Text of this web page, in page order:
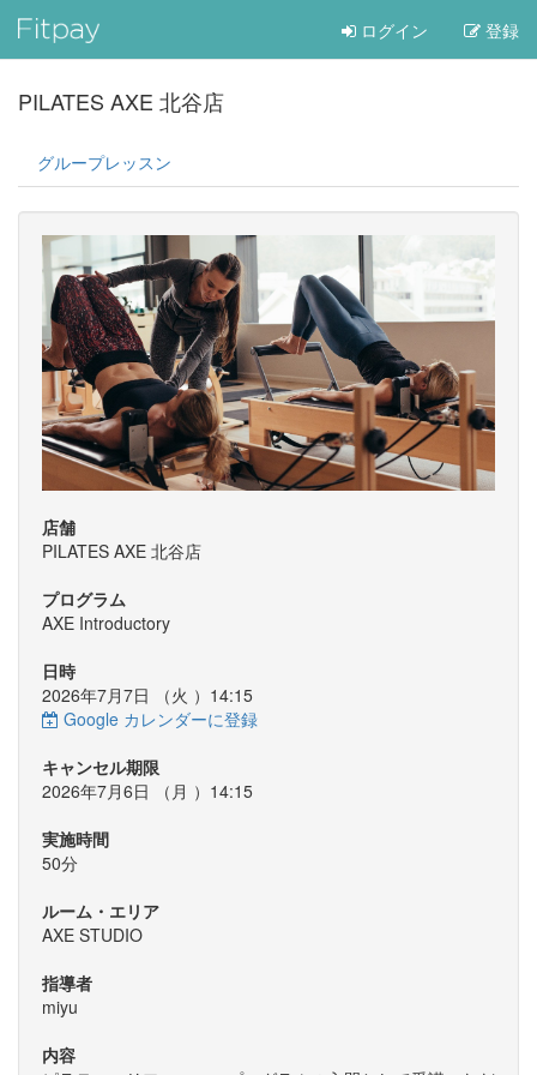
ログイン 登録
PILATES AXE 北谷店
グループレッスン
店舗
PILATES AXE 北谷店
プログラム
AXE Introductory
日時
2026年7月7日 （火 ）14:15
Google カレンダーに登録
キャンセル期限
2026年7月6日 （ 月 ）14:15
実施時間
50分
ルーム・エリア
AXE STUDIO
指導者
miyu
内容